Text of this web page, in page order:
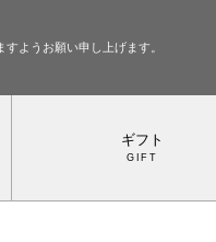
ようお願い申し上げます。
ギフト